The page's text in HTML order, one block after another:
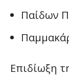
Παίδων
Επιδίωξη